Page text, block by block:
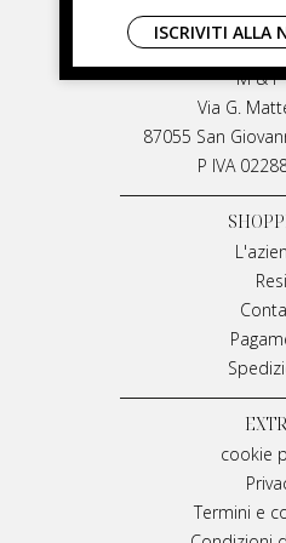
LIVIANA
M & P
Via G.
87055 San
P IVA
Resi
cookie
Termini e
ISCRIVITI ALLA